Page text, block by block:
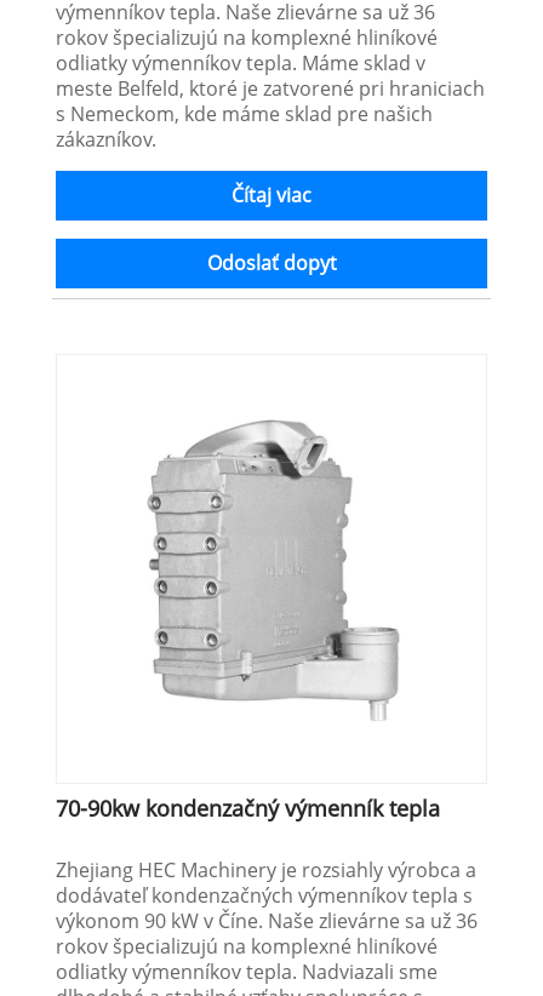
výmenníkov tepla. Naše zlievárne sa už 36
rokov špecializujú na komplexné hliníkové
odliatky výmenníkov tepla. Máme sklad v
meste Belfeld, ktoré je zatvorené pri hraniciach
s Nemeckom, kde máme sklad pre našich
zákazníkov.
Čítaj viac
Odoslať dopyt
70-90kw kondenzačný výmenník tepla
Zhejiang HEC Machinery je rozsiahly výrobca a
dodávateľ kondenzačných výmenníkov tepla s
výkonom 90 kW v Číne. Naše zlievárne sa už 36
rokov špecializujú na komplexné hliníkové
odliatky výmenníkov tepla. Nadviazali sme